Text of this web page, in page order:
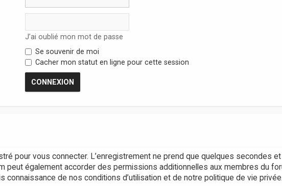
J’ai oublié mon mot de passe
Se souvenir de moi
Cacher mon statut en ligne pour cette session
pour vous connecter. L’enregistrement ne prend que quelques secondes
peut également accorder des permissions additionnelles aux membres du
connaissance de nos conditions d’utilisation et de notre politique de vie